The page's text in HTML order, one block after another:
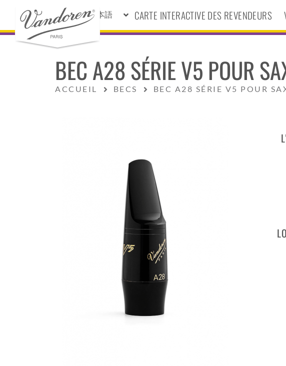
日本語 CARTE INTERACTIVE DES REVENDEURS
BEC A28 SÉRIE V5 POUR
ACCUEIL BECS BEC A28 SÉRIE V5 POUR